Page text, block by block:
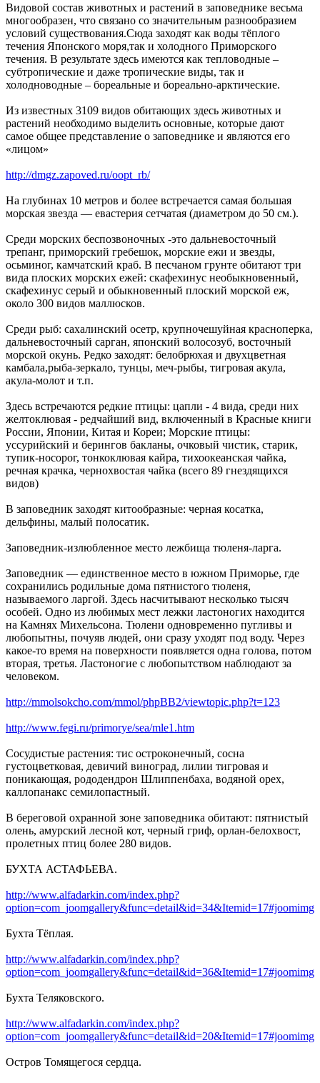
Видовой состав животных и растений в заповеднике весьма
многообразен, что связано со значительным разнообразием
условий существования.Сюда заходят как воды тёплого
течения Японского моря,так и холодного Приморского
течения. В результате здесь имеются как тепловодные –
субтропические и даже тропические виды, так и
холодноводные – бореальные и бореально-арктические.
Из известных 3109 видов обитающих здесь животных и
растений необходимо выделить основные, которые дают
самое общее представление о заповеднике и являются его
«лицом»
http://dmgz.zapoved.ru/oopt_rb/
На глубинах 10 метров и более встречается самая большая
морская звезда — евастерия сетчатая (диаметром до 50 см.).
Среди морских беспозвоночных -это дальневосточный
трепанг, приморский гребешок, морские ежи и звезды,
осьминог, камчатский краб. В песчаном грунте обитают три
вида плоских морских ежей: скафехинус необыкновенный,
скафехинус серый и обыкновенный плоский морской еж,
около 300 видов маллюсков.
Среди рыб: сахалинский осетр, крупночешуйная красноперка,
дальневосточный сарган, японский волосозуб, восточный
морской окунь. Редко заходят: белобрюхая и двухцветная
камбала,рыба-зеркало, тунцы, меч-рыбы, тигровая акула,
акула-молот и т.п.
Здесь встречаются редкие птицы: цапли - 4 вида, среди них
желтоклювая - редчайший вид, включенный в Красные книги
России, Японии, Китая и Кореи; Морские птицы:
уссурийский и берингов бакланы, очковый чистик, старик,
тупик-носорог, тонкоклювая кайра, тихоокеанская чайка,
речная крачка, чернохвостая чайка (всего 89 гнездящихся
видов)
В заповедник заходят китообразные: черная косатка,
дельфины, малый полосатик.
Заповедник-излюбленное место лежбища тюленя-ларга.
Заповедник — единственное место в южном Приморье, где
сохранились родильные дома пятнистого тюленя,
называемого ларгой. Здесь насчитывают несколько тысяч
особей. Одно из любимых мест лежки ластоногих находится
на Камнях Михельсона. Тюлени одновременно пугливы и
любопытны, почуяв людей, они сразу уходят под воду. Через
какое-то время на поверхности появляется одна голова, потом
вторая, третья. Ластоногие с любопытством наблюдают за
человеком.
http://mmolsokcho.com/mmol/phpBB2/viewtopic.php?t=123
http://www.fegi.ru/primorye/sea/mle1.htm
Сосудистые растения: тис остроконечный, сосна
густоцветковая, девичий виноград, лилии тигровая и
поникающая, рододендрон Шлиппенбаха, водяной орех,
каллопанакс семилопастный.
В береговой охранной зоне заповедника обитают: пятнистый
олень, амурский лесной кот, черный гриф, орлан-белохвост,
пролетных птиц более 280 видов.
БУХТА АСТАФЬЕВА.
http://www.alfadarkin.com/index.php?
option=com_joomgallery&func=detail&id=34&Itemid=17#joomimg
Бухта Тёплая.
http://www.alfadarkin.com/index.php?
option=com_joomgallery&func=detail&id=36&Itemid=17#joomimg
Бухта Теляковского.
http://www.alfadarkin.com/index.php?
option=com_joomgallery&func=detail&id=20&Itemid=17#joomimg
Остров Томящегося сердца.